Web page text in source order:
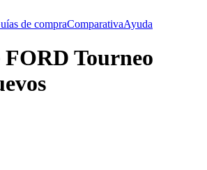
de compraComparativaAyuda
Tourneo